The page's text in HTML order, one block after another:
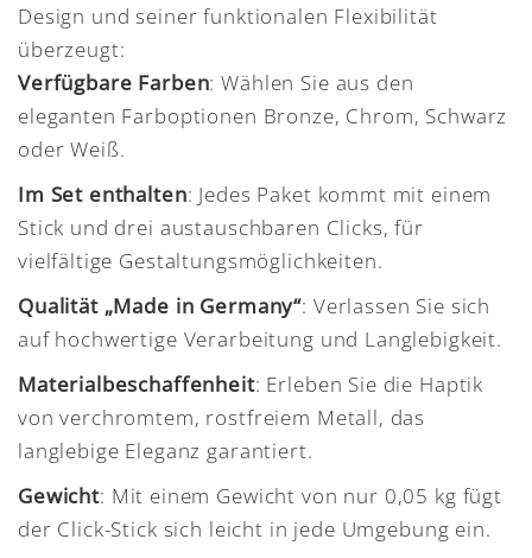
Design und seiner funktionalen Flexibilität
überzeugt:
Verfügbare Farben: Wählen Sie aus den
eleganten Farboptionen Bronze, Chrom, Schwarz
oder Weiß.
Im Set enthalten: Jedes Paket kommt mit einem
Stick und drei austauschbaren Clicks, für
vielfältige Gestaltungsmöglichkeiten.
Qualität „Made in Germany“: Verlassen Sie sich
auf hochwertige Verarbeitung und Langlebigkeit.
Materialbeschaffenheit: Erleben Sie die Haptik
von verchromtem, rostfreiem Metall, das
langlebige Eleganz garantiert.
Gewicht: Mit einem Gewicht von nur 0,05 kg fügt
der Click-Stick sich leicht in jede Umgebung ein.